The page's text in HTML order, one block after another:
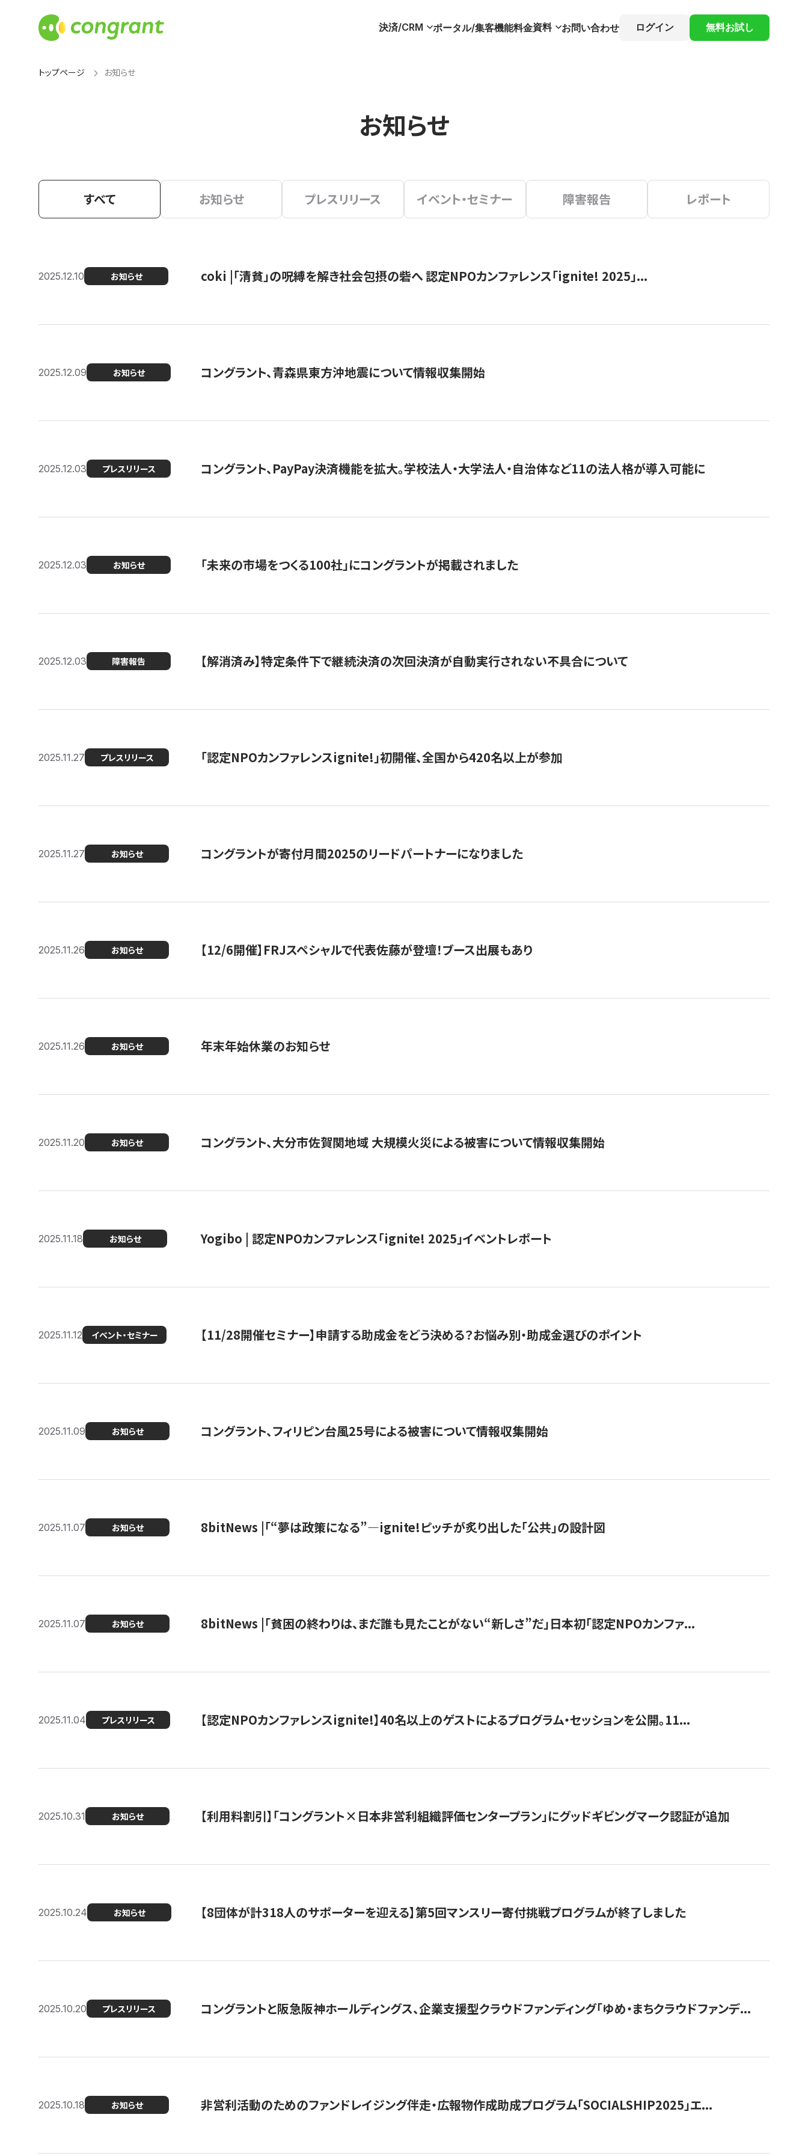
決済/CRM ポータル/集客機能料金資料 お問い合わせ ログイン 無料お試し
トップページ お知らせ
お知らせ
すべて お知らせ プレスリリース イベント・セミナー 障害報告 レポート
2025.12.10 お知らせ coki |「清貧」の呪縛を解き社会包摂の砦へ 認定NPOカンファレンス「ignite! 2025」...
2025.12.09 お知らせ コングラント、青森県東方沖地震について情報収集開始
2025.12.03 プレスリリース コングラント、PayPay決済機能を拡大。学校法人・大学法人・自治体など11の法人格が導入可能に
2025.12.03 お知らせ 「未来の市場をつくる100社」にコングラントが掲載されました
2025.12.03 障害報告 【解消済み】特定条件下で継続決済の次回決済が自動実行されない不具合について
2025.11.27 プレスリリース 「認定NPOカンファレンスignite!」初開催、全国から420名以上が参加
2025.11.27 お知らせ コングラントが寄付月間2025のリードパートナーになりました
2025.11.26 お知らせ 【12/6開催】FRJスペシャルで代表佐藤が登壇！ブース出展もあり
2025.11.26 お知らせ 年末年始休業のお知らせ
2025.11.20 お知らせ コングラント、大分市佐賀関地域 大規模火災による被害について情報収集開始
2025.11.18 お知らせ Yogibo | 認定NPOカンファレンス「ignite! 2025」イベントレポート
2025.11.12 イベント・セミナー 【11/28開催セミナー】申請する助成金をどう決める？お悩み別・助成金選びのポイント
2025.11.09 お知らせ コングラント、フィリピン台風25号による被害について情報収集開始
2025.11.07 お知らせ 8bitNews |「“夢は政策になる”—ignite!ピッチが炙り出した「公共」の設計図
2025.11.07 お知らせ 8bitNews |「貧困の終わりは、まだ誰も見たことがない“新しさ”だ」日本初「認定NPOカンファ...
2025.11.04 プレスリリース 【認定NPOカンファレンスignite!】40名以上のゲストによるプログラム・セッションを公開。11...
2025.10.31 お知らせ 【利用料割引】「コングラント×日本非営利組織評価センタープラン」にグッドギビングマーク認証が追加
2025.10.24 お知らせ 【8団体が計318人のサポーターを迎える】​​第5回マンスリー寄付挑戦プログラムが終了しました
2025.10.20 プレスリリース コングラントと阪急阪神ホールディングス、企業支援型クラウドファンディング「ゆめ・まちクラウドファンデ...
2025.10.18 お知らせ 非営利活動のためのファンドレイジング伴走・広報物作成助成プログラム「SOCIALSHIP2025」エ...